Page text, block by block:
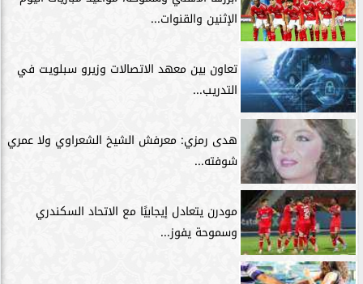
الإثنين والقنوات...
تعاون بين معهد الاتصالات وزيرو سبلويت في
التدريب...
هدى رمزي: معرفش الشيخ الشعراوي ولا عمري
شوفته...
مودرن يتعادل إيجابيًا مع الاتحاد السكندري
وسموحة يفوز...